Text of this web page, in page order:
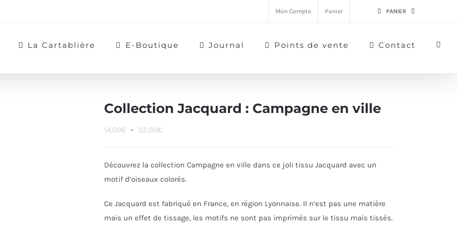
Mon Compte Panier PANIER
La Cartablière E-Boutique Journal Points de vente Contact
Collection Jacquard : Campagne en ville
14,00€ – 32,00€Plage
32,00€
Découvrez la collection Campagne en ville dans ce joli tissu Jacquard avec un
motif d’oiseaux colorés.
Ce Jacquard est fabriqué en France, en région Lyonnaise. Il n’est pas une matière
mais un effet de tissage, les motifs ne sont pas imprimés sur le tissu mais tissés.